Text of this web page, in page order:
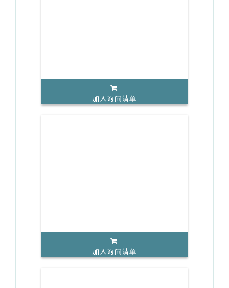
加入询问清单
加入询问清单